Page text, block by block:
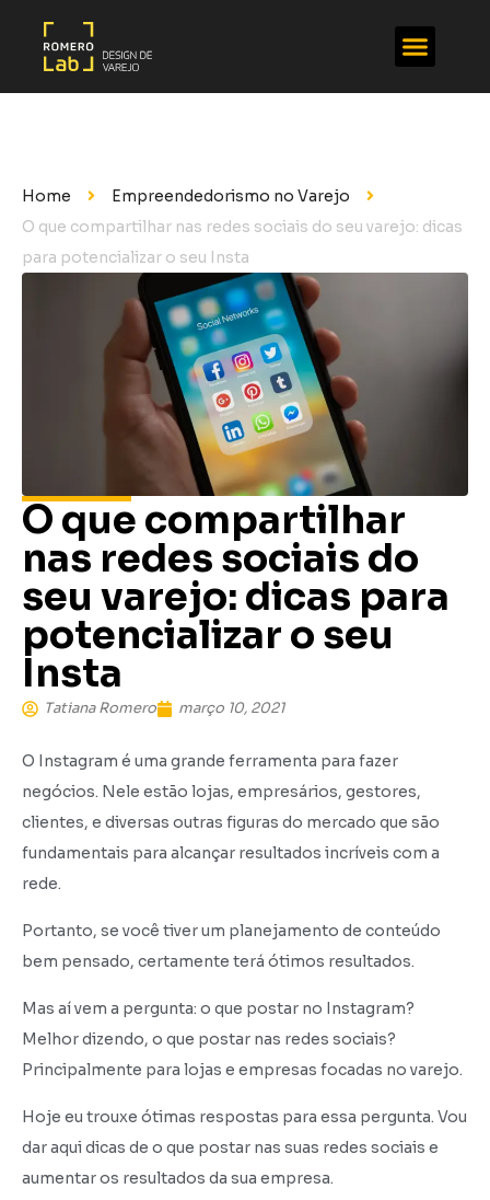
Home
Empreendedorismo no Varejo
O que compartilhar nas redes sociais do seu varejo: dicas
para potencializar o seu Insta
O que compartilhar
nas redes sociais do
seu varejo: dicas para
potencializar o seu
Insta
Tatiana Romero março 10, 2021
O Instagram é uma grande ferramenta para fazer
negócios. Nele estão lojas, empresários, gestores,
clientes, e diversas outras figuras do mercado que são
fundamentais para alcançar resultados incríveis com a
rede.
Portanto, se você tiver um planejamento de conteúdo
bem pensado, certamente terá ótimos resultados.
Mas aí vem a pergunta: o que postar no Instagram?
Melhor dizendo, o que postar nas redes sociais?
Principalmente para lojas e empresas focadas no varejo.
Hoje eu trouxe ótimas respostas para essa pergunta. Vou
dar aqui dicas de o que postar nas suas redes sociais e
aumentar os resultados da sua empresa.